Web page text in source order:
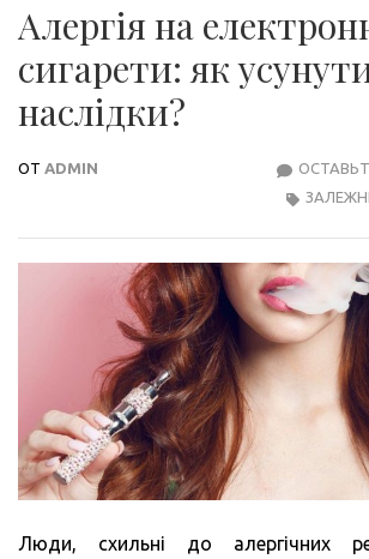
Алергія на
сигарети: як
наслідки?
ОТ ADMIN
Люди, схильні до алергічних